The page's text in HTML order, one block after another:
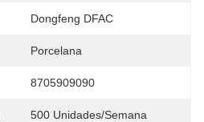
Dongfeng DFAC
Porcelana
8705909090
500 Unidades/semana